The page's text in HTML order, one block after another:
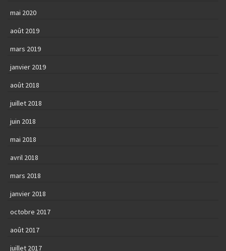
mai 2020
août 2019
mars 2019
janvier 2019
août 2018
juillet 2018
juin 2018
mai 2018
avril 2018
mars 2018
janvier 2018
octobre 2017
août 2017
juillet 2017